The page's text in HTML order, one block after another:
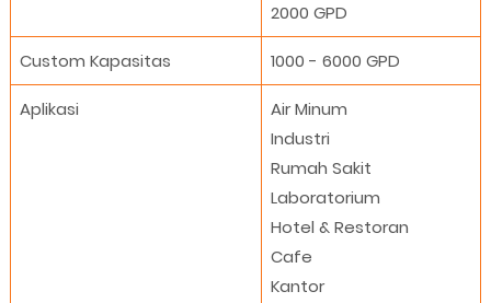
2000 GPD
Custom Kapasitas 1000 - 6000 GPD
Aplikasi
Air Minum
Industri
Rumah Sakit
Laboratorium
Hotel & Restoran
Cafe
Kantor